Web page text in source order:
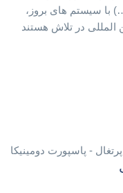
با سیستم های بروز،
المللی در تلاش هستند